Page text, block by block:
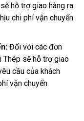
hỗ trợ giao hàng ra
chi phí vận chuyển
Đối với các đơn
Thép sẽ hỗ trợ giao
cầu của khách
vận chuyển.